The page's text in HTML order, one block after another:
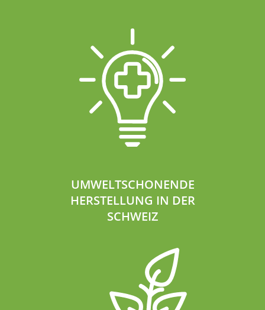
UMWELTSCHONENDE
HERSTELLUNG IN DER
SCHWEIZ